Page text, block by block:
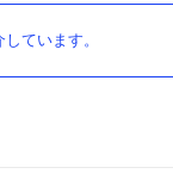
ています。